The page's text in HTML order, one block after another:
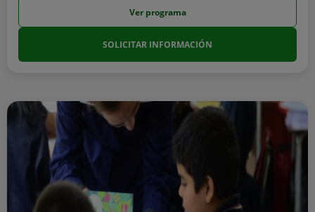
Ver programa
SOLICITAR INFORMACIÓN